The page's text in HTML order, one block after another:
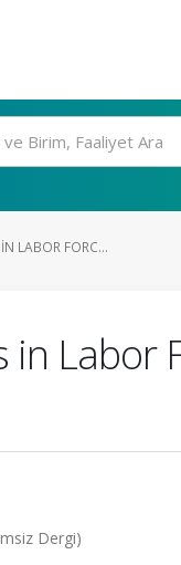
LABOR FORC...
Labor
Dergi)